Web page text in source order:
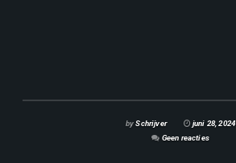
bySchrijver
juni 28, 2024
Geen reacties